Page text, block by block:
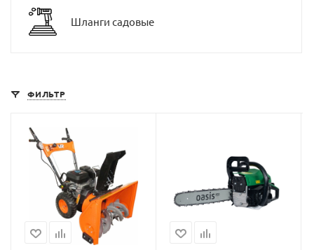
Шланги садовые
ФИЛЬТР